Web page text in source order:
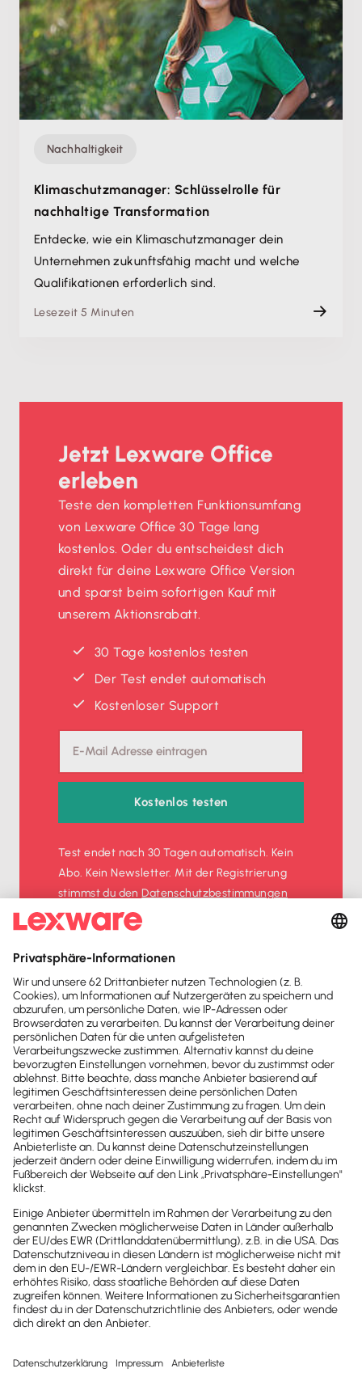
Nachhaltigkeit
Klimaschutzmanager: Schlüsselrolle für
nachhaltige Transformation
Entdecke, wie ein Klimaschutzmanager dein
Unternehmen zukunftsfähig macht und welche
Qualifikationen erforderlich sind.
Lesezeit 5 Minuten
Jetzt Lexware Office
erleben
Teste den kompletten Funktionsumfang
von Lexware Office 30 Tage lang
kostenlos. Oder du entscheidest dich
direkt für deine Lexware Office Version
und sparst beim sofortigen Kauf mit
unserem Aktionsrabatt.
30 Tage kostenlos testen
Der Test endet automatisch
Kostenloser Support
Kostenlos testen
Test endet nach 30 Tagen automatisch. Kein
Abo. Kein Newsletter. Mit der Registrierung
stimmst du denDatenschutz­bestimmungen
und denAGBzu.
Sofort50%
Newsletter
Brandheiße
News direkt in
dein Postfach
wichtige News zu
Gesetzesänderungen,
hilfreiche Praxis-Tipps und
kostenlose Tools für
Unternehmen erhalten?
Dann abonniere unseren